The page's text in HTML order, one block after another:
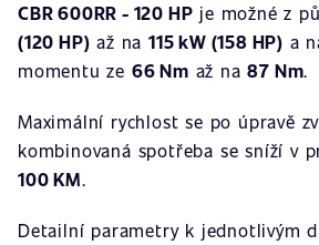
CBR 600RR - 120 HP je možné z
(120 HP) až na115 kW (158 HP) a
momentu ze 66 Nm až na87 Nm.
Maximální rychlost se po úpravě
kombinovaná spotřeba se sníží v
100 KM.
Detailní parametry k jednotlivým